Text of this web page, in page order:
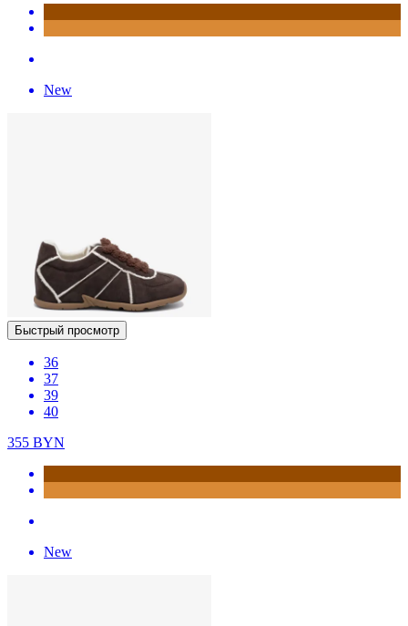
New
Быстрый просмотр
36
37
39
40
355 BYN
New